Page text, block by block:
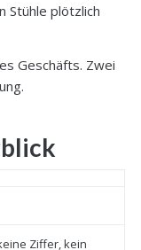
Stühle plötzlich
Geschäfts. Zwei
Ziffer, kein